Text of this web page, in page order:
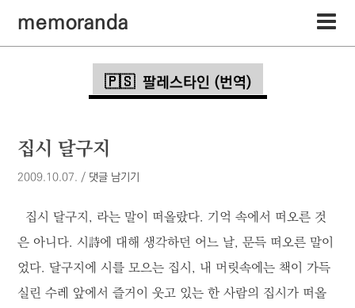
memoranda
팔레스타인 (번역)
집시 달구지
2009.10.07. / 댓글 남기기
집시 달구지, 라는 말이 떠올랐다. 기억 속에서 떠오른 것
은 아니다. 시詩에 대해 생각하던 어느 날, 문득 떠오른 말이
었다. 달구지에 시를 모으는 집시, 내 머릿속에는 책이 가득
실린 수레 앞에서 즐거이 웃고 있는 한 사람의 집시가 떠올